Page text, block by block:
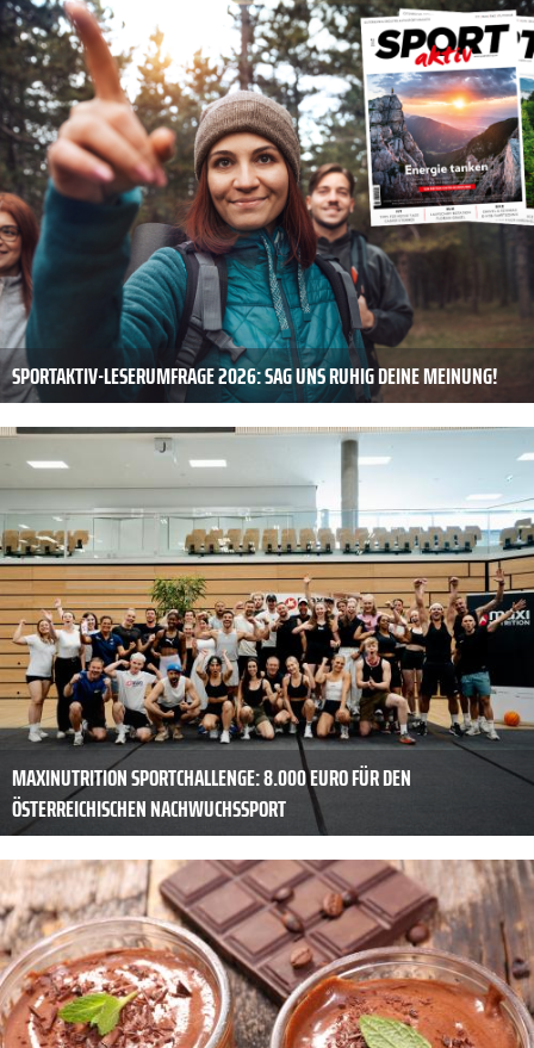
SPORTAKTIV-LESERUMFRAGE 2026: SAG UNS RUHIG DEINE MEINUNG!
MAXINUTRITION SPORTCHALLENGE: 8.000 EURO FÜR DEN
ÖSTERREICHISCHEN NACHWUCHSSPORT